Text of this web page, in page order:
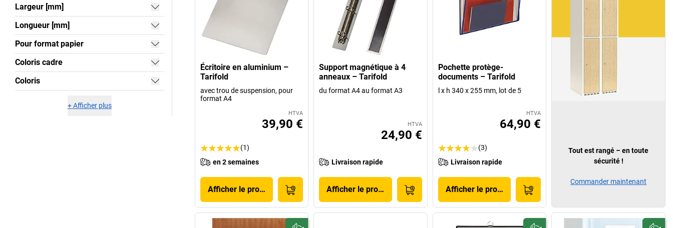
Largeur [mm]
Longueur [mm]
Pour format papier
Coloris cadre
Coloris
+Afficher plus
Écritoire en aluminium –
Tarifold
avec trou de suspension, pour
format A4
HTVA
39,90 €
(1)
en 2 semaines
Afficher le produit
Support magnétique à 4
anneaux – Tarifold
du format A4 au format A3
HTVA
24,90 €
Livraison rapide
Afficher le produit
Pochette protège-
documents – Tarifold
l x h 340 x 255 mm, lot de 5
HTVA
64,90 €
(3)
Livraison rapide
Afficher le produit
Tout est rangé – en toute
sécurité !
Commander maintenant